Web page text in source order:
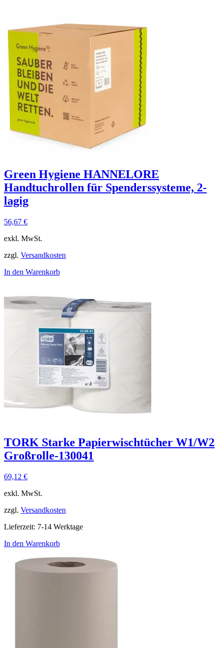
Green Hygiene HANNELORE
Handtuchrollen für Spenderssysteme, 2-
lagig
56,67 €
exkl. MwSt.
zzgl. Versandkosten
In den Warenkorb
TORK Starke Papierwischtücher W1/W2
Großrolle-130041
69,12 €
exkl. MwSt.
zzgl. Versandkosten
Lieferzeit: 7-14 Werktage
In den Warenkorb